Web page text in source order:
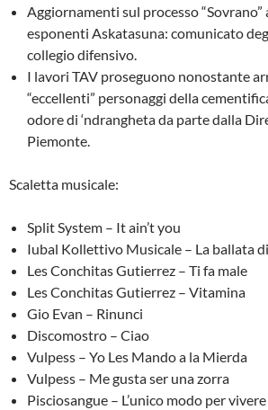
Aggiornamenti sul processo “Sovrano”
esponenti Askatasuna: comunicato
collegio difensivo.
I lavori TAV proseguono nonostante
“eccellenti” personaggi della
odore di ‘ndrangheta da parte dalla
Piemonte.
Scaletta musicale:
Split System – It ain’t you
Iubal Kollettivo Musicale – La ballata
Les Conchitas Gutierrez – Ti fa male
Les Conchitas Gutierrez – Vitamina
Gio Evan – Rinunci
Discomostro – Ciao
Vulpess – Yo Les Mando a la Mierda
Vulpess – Me gusta ser una zorra
Pisciosangue – L’unico modo per